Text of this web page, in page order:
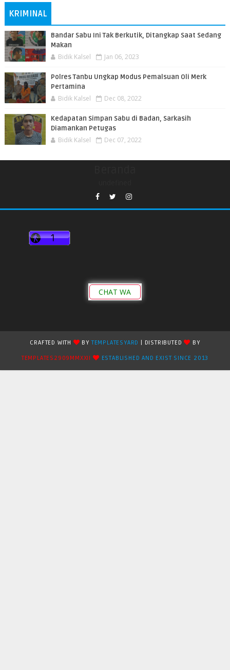
KRIMINAL
Bandar Sabu Ini Tak Berkutik, Ditangkap Saat Sedang
Makan
Bidik Kalsel Jan 06, 2023
Polres Tanbu Ungkap Modus Pemalsuan Oli Merk
Pertamina
Bidik Kalsel Dec 08, 2022
Kedapatan Simpan Sabu di Badan, Sarkasih
Diamankan Petugas
Bidik Kalsel Dec 07, 2022
CHAT WA
CRAFTED WITH BYTEMPLATESYARD | DISTRIBUTED
BY
TEMPLATES2909MMXXII
ESTABLISHED AND EXIST SINCE 2013